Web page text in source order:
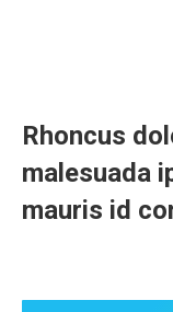
Rhoncus
malesuada
mauris id